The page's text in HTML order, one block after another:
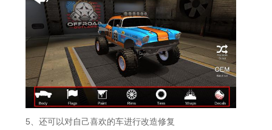
5、还可以对自己喜欢的车进行改造修复